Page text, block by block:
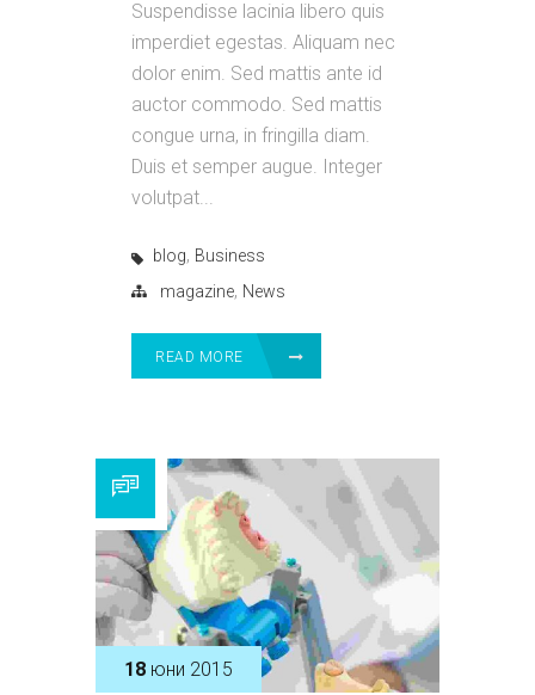
Suspendisse lacinia libero quis
imperdiet egestas. Aliquam nec
dolor enim. Sed mattis ante id
auctor commodo. Sed mattis
congue urna, in fringilla diam.
Duis et semper augue. Integer
volutpat...
blog, Business
magazine, News
READ MORE
18 юни 2015